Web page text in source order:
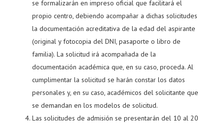
se formalizarán en impreso oficial que facilitará el
propio centro, debiendo acompañar a dichas solicitudes
la documentación acreditativa de la edad del aspirante
(original y fotocopia del DNI, pasaporte o libro de
familia). La solicitud irá acompañada de la
documentación académica que, en su caso, proceda. Al
cumplimentar la solicitud se harán constar los datos
personales y, en su caso, académicos del solicitante que
se demandan en los modelos de solicitud.
Las solicitudes de admisión se presentarán del 10 al 20